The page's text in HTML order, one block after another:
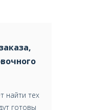
найти тех
готовы